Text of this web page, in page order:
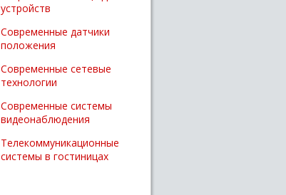
устройств
Современные датчики
положения
Современные сетевые
технологии
Современные системы
видеонаблюдения
Телекоммуникационные
системы в гостиницах